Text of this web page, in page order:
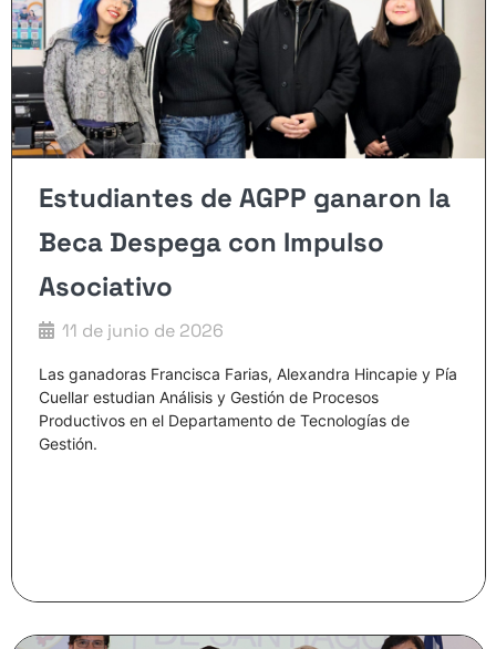
Estudiantes de AGPP ganaron la
Beca Despega con Impulso
Asociativo
11 de junio de 2026
Las ganadoras Francisca Farias, Alexandra Hincapie y Pía
Cuellar estudian Análisis y Gestión de Procesos
Productivos en el Departamento de Tecnologías de
Gestión.